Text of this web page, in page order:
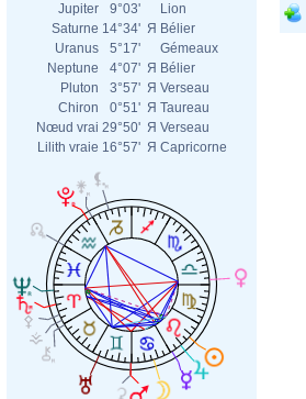
Jupiter
9°03'
Lion
Saturne 14°34' Я Bélier
Uranus
5°17'
Gémeaux
Neptune
4°07' Я Bélier
Pluton
3°57' Я Verseau
Chiron
0°51' Я Taureau
Nœud vrai 29°50' Я Verseau
Lilith vraie 16°57' Я Capricorne